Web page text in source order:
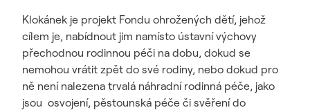
Klokánek je projekt Fondu ohrožených dětí, jehož
cílem je, nabídnout jim namísto ústavní výchovy
přechodnou rodinnou péči na dobu, dokud se
nemohou vrátit zpět do své rodiny, nebo dokud pro
ně není nalezena trvalá náhradní rodinná péče, jako
jsou osvojení, pěstounská péče či svěření do